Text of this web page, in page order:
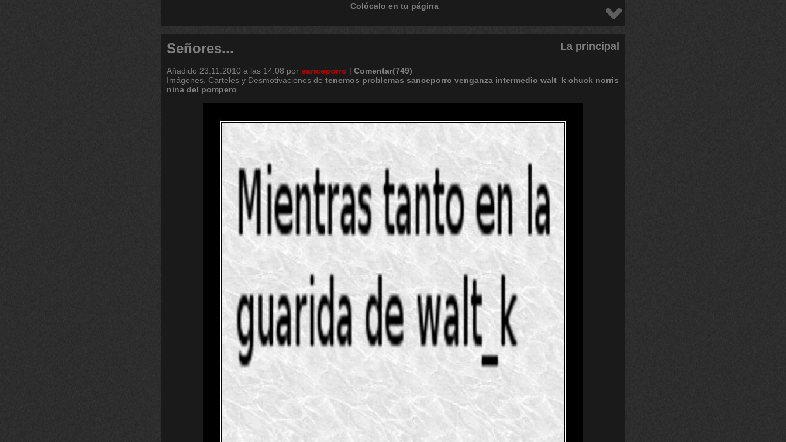
Colócalo en tu página
Señores... La principal
Añadido 23.11.2010 a las 14:08 por sanceporro | Comentar(749)
Imágenes, Carteles y Desmotivaciones de tenemos problemas sanceporro venganza intermedio walt_k chuck norris
nina del pompero